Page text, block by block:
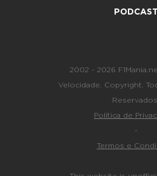
PODCAST
2002 - 2026
Velocidade. Copyright.
Reservados.
Política de
-
Termos e